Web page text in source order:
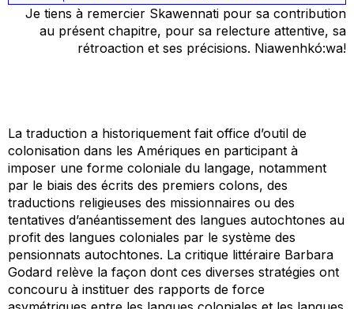
Je tiens à remercier Skawennati pour sa contribution
au présent chapitre, pour sa relecture attentive, sa
rétroaction et ses précisions. Niawenhkó:wa!
La traduction a historiquement fait office d’outil de
colonisation dans les Amériques en participant à
imposer une forme coloniale du langage, notamment
par le biais des écrits des premiers colons, des
traductions religieuses des missionnaires ou des
tentatives d’anéantissement des langues autochtones au
profit des langues coloniales par le système des
pensionnats autochtones. La critique littéraire Barbara
Godard relève la façon dont ces diverses stratégies ont
concouru à instituer des rapports de force